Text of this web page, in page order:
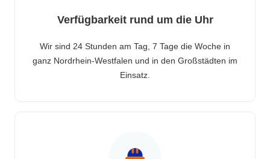
Verfügbarkeit rund um die Uhr
Wir sind 24 Stunden am Tag, 7 Tage die Woche in
ganz Nordrhein-Westfalen und in den Großstädten im
Einsatz.